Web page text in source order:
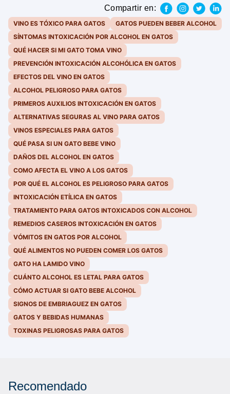
Compartir en:
VINO ES TÓXICO PARA GATOS
GATOS PUEDEN BEBER ALCOHOL
SÍNTOMAS INTOXICACIÓN POR ALCOHOL EN GATOS
QUÉ HACER SI MI GATO TOMA VINO
PREVENCIÓN INTOXICACIÓN ALCOHÓLICA EN GATOS
EFECTOS DEL VINO EN GATOS
ALCOHOL PELIGROSO PARA GATOS
PRIMEROS AUXILIOS INTOXICACIÓN EN GATOS
ALTERNATIVAS SEGURAS AL VINO PARA GATOS
VINOS ESPECIALES PARA GATOS
QUÉ PASA SI UN GATO BEBE VINO
DAÑOS DEL ALCOHOL EN GATOS
COMO AFECTA EL VINO A LOS GATOS
POR QUÉ EL ALCOHOL ES PELIGROSO PARA GATOS
INTOXICACIÓN ETÍLICA EN GATOS
TRATAMIENTO PARA GATOS INTOXICADOS CON ALCOHOL
REMEDIOS CASEROS INTOXICACIÓN EN GATOS
VÓMITOS EN GATOS POR ALCOHOL
QUÉ ALIMENTOS NO PUEDEN COMER LOS GATOS
GATO HA LAMIDO VINO
CUÁNTO ALCOHOL ES LETAL PARA GATOS
CÓMO ACTUAR SI GATO BEBE ALCOHOL
SIGNOS DE EMBRIAGUEZ EN GATOS
GATOS Y BEBIDAS HUMANAS
TOXINAS PELIGROSAS PARA GATOS
Recomendado